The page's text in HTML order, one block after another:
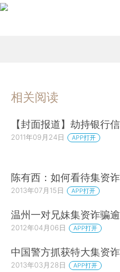
相关阅读
【封面报道】劫持银行
2011年09月24日 APP打开
陈有西：如何看待集资
2013年07月15日 APP打开
温州一对兄妹集资诈骗
2012年04月06日 APP打开
中国警方抓获特大集资
2013年03月28日 APP打开